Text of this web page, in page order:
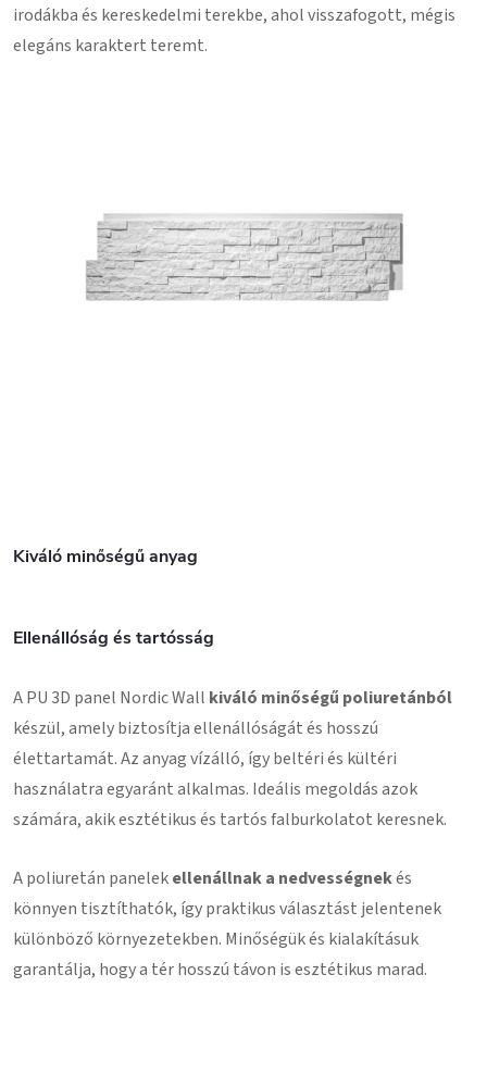
irodákba és kereskedelmi terekbe, ahol visszafogott, mégis
elegáns karaktert teremt.
Kiváló minőségű anyag
Ellenállóság és tartósság
A PU 3D panel Nordic Wall kiváló minőségű poliuretánból
készül, amely biztosítja ellenállóságát és hosszú
élettartamát. Az anyag vízálló, így beltéri és kültéri
használatra egyaránt alkalmas. Ideális megoldás azok
számára, akik esztétikus és tartós falburkolatot keresnek.
A poliuretán panelekellenállnak a nedvességnekés
könnyen tisztíthatók, így praktikus választást jelentenek
különböző környezetekben. Minőségük és kialakításuk
garantálja, hogy a tér hosszú távon is esztétikus marad.